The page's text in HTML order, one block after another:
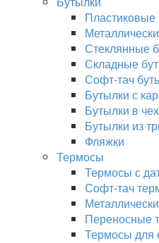
Пластиковые
Стеклянные
Складные
Софт-тач
Бутылки с
Бутылки в
Бутылки из
Фляжки
Термосы
Термосы с
Софт-тач
Переносные
Термосы для